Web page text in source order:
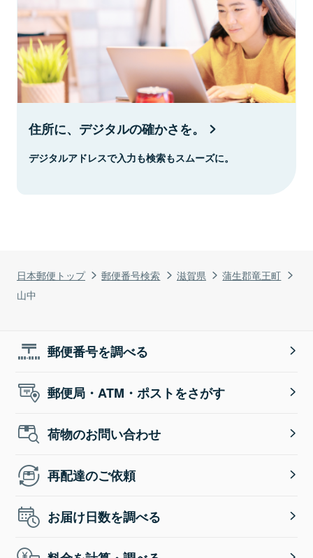
日本郵便トップ 郵便番号検索 滋賀県
蒲生郡竜王町
山中
住所に、デジタルの確かさを。
デジタルアドレスで入力も検索もスムーズに。
郵便番号を調べる
郵便局・ATM・ポストをさがす
荷物のお問い合わせ
再配達のご依頼
お届け日数を調べる